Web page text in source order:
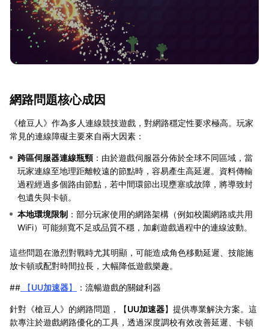
網路問題核心成因
《槍豆人》作為多人連線競技遊戲，對網路穩定性要求極高。玩家
常見的連線障礙主要來自兩大因素：
跨區伺服器連線瓶頸 ：由於遊戲伺服器分佈於全球不同區域，當
玩家連線至地理距離較遠的節點時，容易產生高延遲。資料傳輸
過程經過多個路由節點，若中間環節出現壅塞或故障，將導致封
包遺失與卡頓。
本地環境限制 ：部分玩家使用的網路架構（例如校園網路或共用
WiFi）可能頻寬不足或品質不穩，加劇遊戲過程中的連線波動。
這些問題在激烈對戰時尤其明顯，可能造成角色移動延遲、技能施
放卡頓或配對時間拉長，大幅降低遊戲樂趣。
## 【UU加速器】 ：流暢遊戲的關鍵利器
針對《槍豆人》的網路問題，【UU加速器】提供專業解決方案。這
款專注於遊戲網路優化的工具，透過深度調校有效改善延遲、卡頓